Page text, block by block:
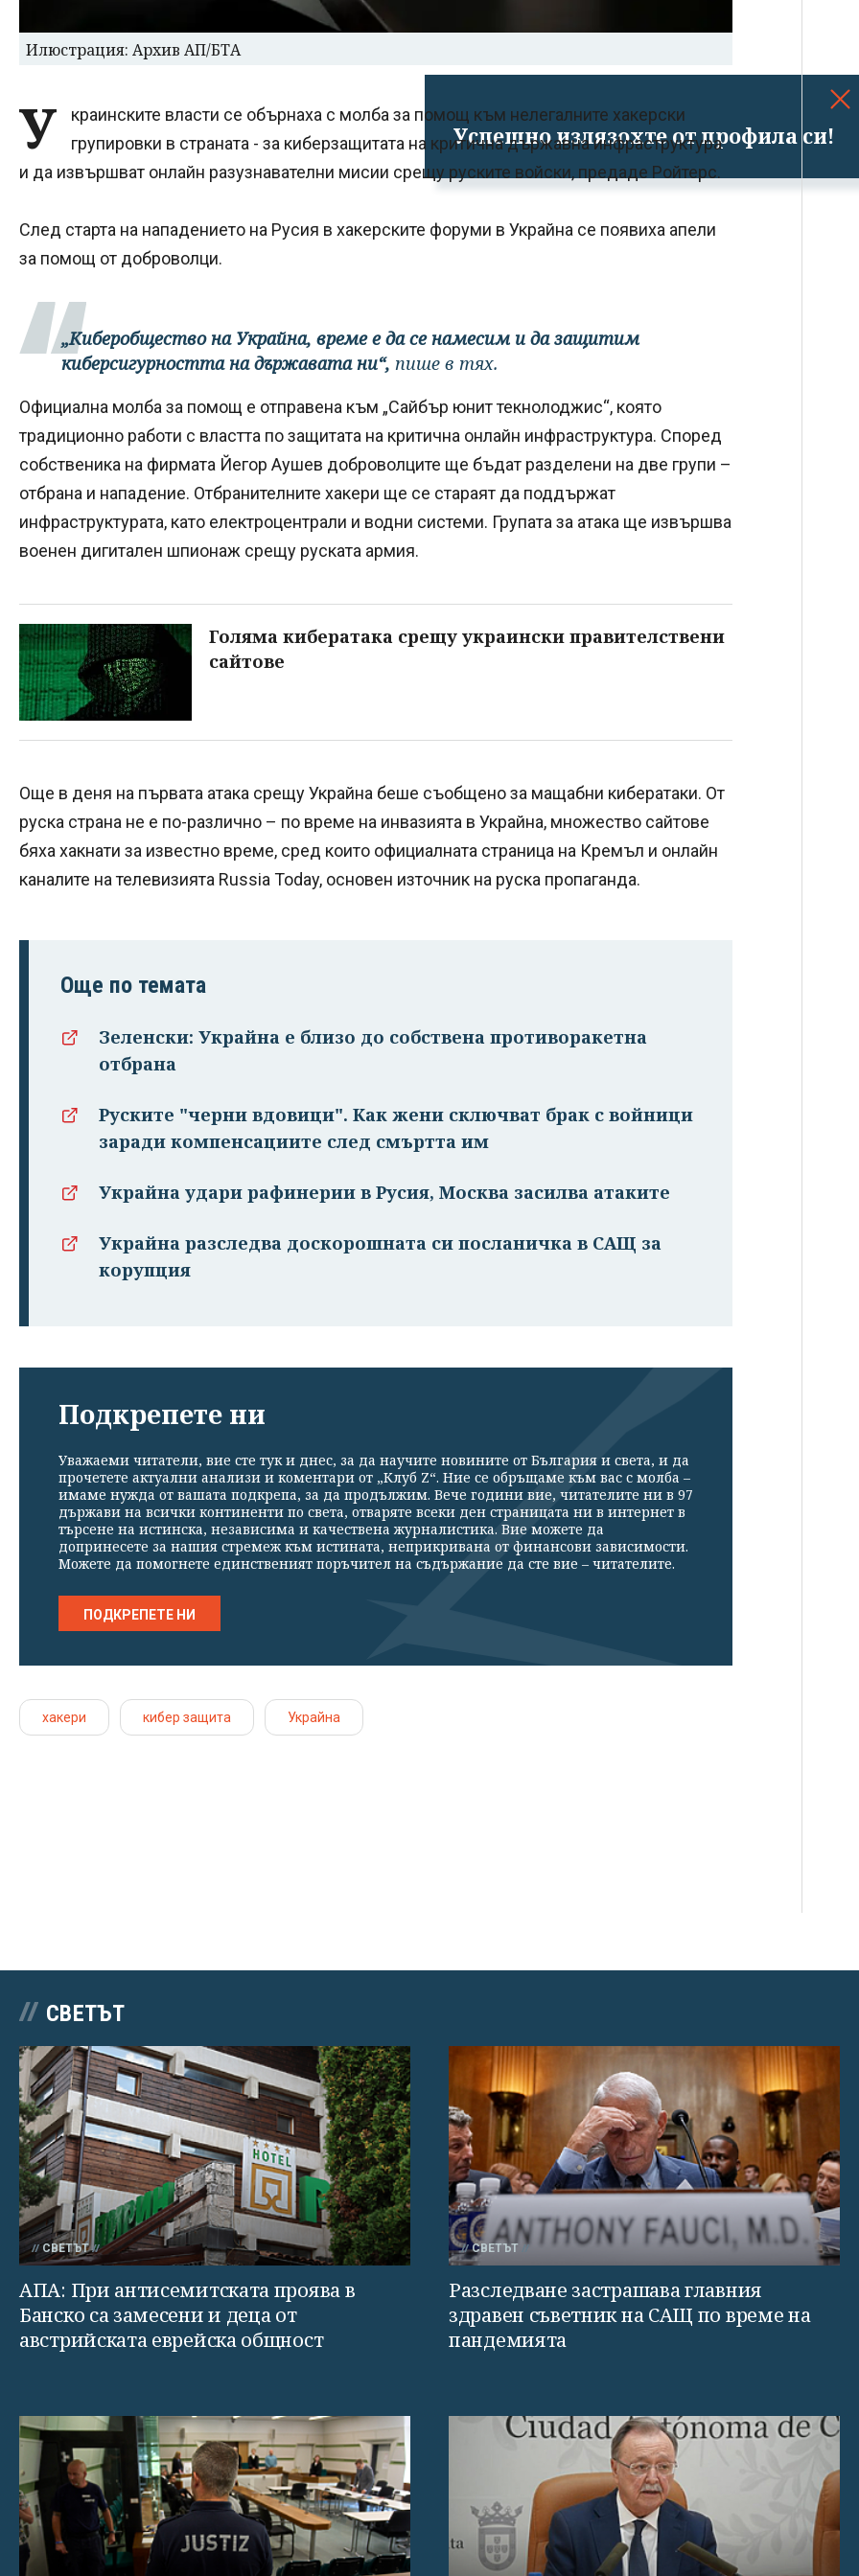
Успешно излязохте от профила си!
Илюстрация: Архив АП/БТА
У
краинските власти се обърнаха с молба за помощ към нелегалните хакерски
групировки в страната - за киберзащитата на критична държавна инфраструктура
и да извършват онлайн разузнавателни мисии срещу руските войски, предаде Ройтерс.
След старта на нападението на Русия в хакерските форуми в Украйна се появиха апели
за помощ от доброволци.
„Киберобщество на Украйна, време е да се намесим и да защитим
киберсигурността на държавата ни“, пише в тях.
Официална молба за помощ е отправена към „Сайбър юнит текнолоджис“, която
традиционно работи с властта по защитата на критична онлайн инфраструктура. Според
собственика на фирмата Йегор Аушев доброволците ще бъдат разделени на две групи –
отбрана и нападение. Отбранителните хакери ще се стараят да поддържат
инфраструктурата, като електроцентрали и водни системи. Групата за атака ще извършва
военен дигитален шпионаж срещу руската армия.
Голяма кибератака срещу украински правителствени
сайтове
Още в деня на първата атака срещу Украйна беше съобщено за мащабни кибератаки. От
руска страна не е по-различно – по време на инвазията в Украйна, множество сайтове
бяха хакнати за известно време, сред които официалната страница на Кремъл и онлайн
каналите на телевизията Russia Today, основен източник на руска пропаганда.
Още по темата
Зеленски: Украйна е близо до собствена противоракетна
отбрана
Руските "черни вдовици". Как жени сключват брак с войници
заради компенсациите след смъртта им
Украйна удари рафинерии в Русия, Москва засилва атаките
Украйна разследва доскорошната си посланичка в САЩ за
корупция
Подкрепете ни
Уважаеми читатели, вие сте тук и днес, за да научите новините от България и света, и да
прочетете актуални анализи и коментари от „Клуб Z“. Ние се обръщаме към вас с молба –
имаме нужда от вашата подкрепа, за да продължим. Вече години вие, читателите ни в 97
държави на всички континенти по света, отваряте всеки ден страницата ни в интернет в
търсене на истинска, независима и качествена журналистика. Вие можете да
допринесете за нашия стремеж към истината, неприкривана от финансови зависимости.
Можете да помогнете единственият поръчител на съдържание да сте вие – читателите.
ПОДКРЕПЕТЕ НИ
хакери кибер защита Украйна
СВЕТЪТ
СВЕТЪТ
АПА: При антисемитската проява в
Банско са замесени и деца от
австрийската еврейска общност
СВЕТЪТ
Разследване застрашава главния
здравен съветник на САЩ по време на
пандемията